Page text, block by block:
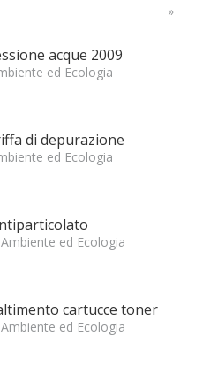
»
acque 2009
ed Ecologia
di depurazione
ed Ecologia
Ambiente ed Ecologia
cartucce toner
Ambiente ed Ecologia